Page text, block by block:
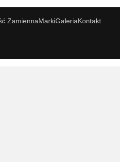
ZamiennaMarkiGaleriaKontakt